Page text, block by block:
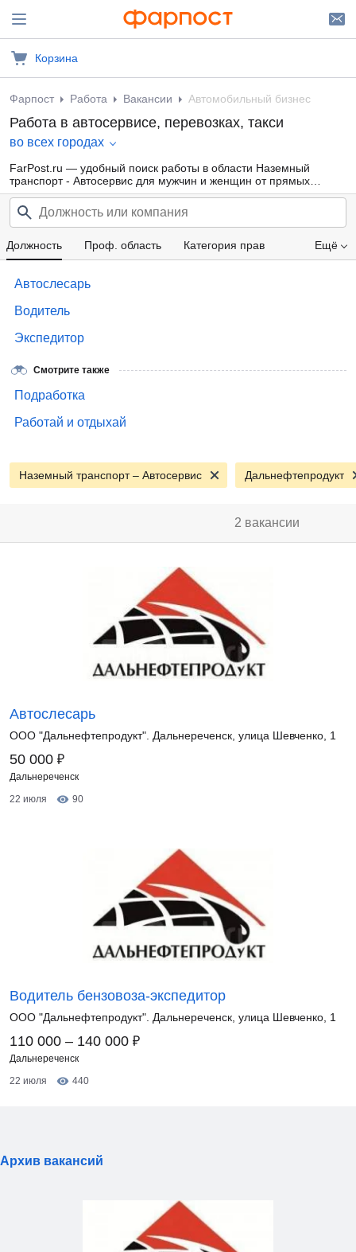
Корзина
Фарпост Работа Вакансии Автомобильный бизнес
Работа в автосервисе, перевозках, такси
во всех городах
FarPost.ru — удобный поиск работы в области Наземный
транспорт - Автосервис для мужчин и женщин от прямых
работодателей, а также от кадровых агентств. Свежие вакансии
каждый день.
Ещё
Должность Проф. область Категория прав
Автослесарь
Водитель
Экспедитор
Смотрите также
Подработка
Работай и отдыхай
Наземный транспорт – Автосервис Дальнефтепродукт
2 вакансии
Автослесарь
ООО "Дальнефтепродукт". Дальнереченск, улица Шевченко, 1
50 000 ₽
Дальнереченск
22 июля
90
Водитель бензовоза-экспедитор
ООО "Дальнефтепродукт". Дальнереченск, улица Шевченко, 1
110 000 – 140 000 ₽
Дальнереченск
22 июля
440
Архив вакансий